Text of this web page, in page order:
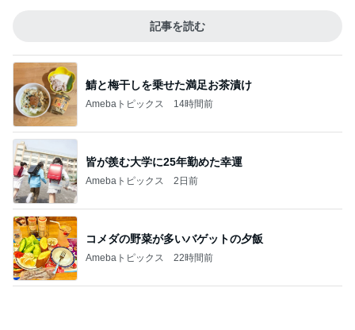
Amebaトピックス 14時間前
皆が羨む大学に25年勤めた幸運
Amebaトピックス 2日前
コメダの野菜が多いバゲットの夕飯
Amebaトピックス 22時間前
お土産と楽しかったレッスン前のトーク
Amebaトピックス 10時間前